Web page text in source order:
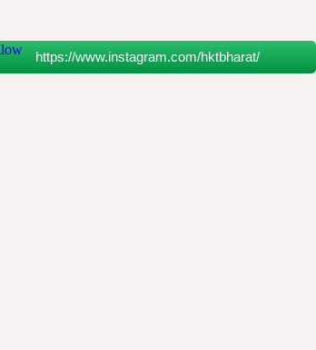
https://www.instagram.com/hktbharat/